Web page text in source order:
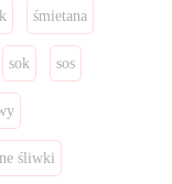
śmietana
sok sos
śliwki